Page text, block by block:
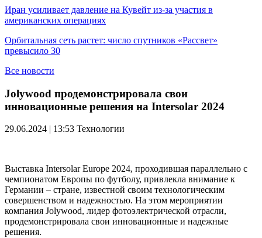
Иран усиливает давление на Кувейт из-за участия в
американских операциях
Орбитальная сеть растет: число спутников «Рассвет»
превысило 30
Все новости
Jolywood продемонстрировала свои
инновационные решения на Intersolar 2024
29.06.2024 | 13:53 Технологии
Выставка Intersolar Europe 2024, проходившая параллельно с
чемпионатом Европы по футболу, привлекла внимание к
Германии – стране, известной своим технологическим
совершенством и надежностью. На этом мероприятии
компания Jolywood, лидер фотоэлектрической отрасли,
продемонстрировала свои инновационные и надежные
решения.